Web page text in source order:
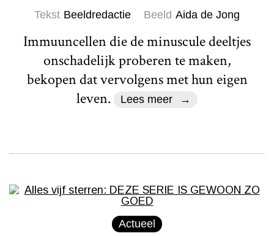
Tekst Beeldredactie Beeld Aida de Jong
Immuuncellen die de minuscule deeltjes
onschadelijk proberen te maken,
bekopen dat vervolgens met hun eigen
leven.
Lees meer
Actueel